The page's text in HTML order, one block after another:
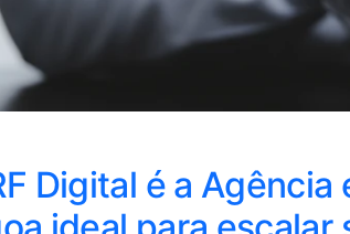
Digital é a